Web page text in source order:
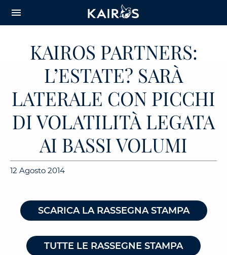
CONTENT
menu
KAIROS PARTNERS:
L’ESTATE? SARÀ
LATERALE CON PICCHI
DI VOLATILITÀ LEGATA
AI BASSI VOLUMI
12 Agosto 2014
SCARICA LA RASSEGNA STAMPA
TUTTE LE RASSEGNE STAMPA